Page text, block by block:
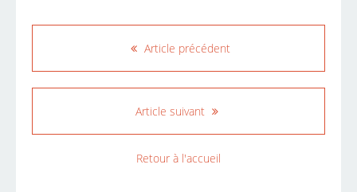
Article précédent
Article suivant
Retour à l'accueil